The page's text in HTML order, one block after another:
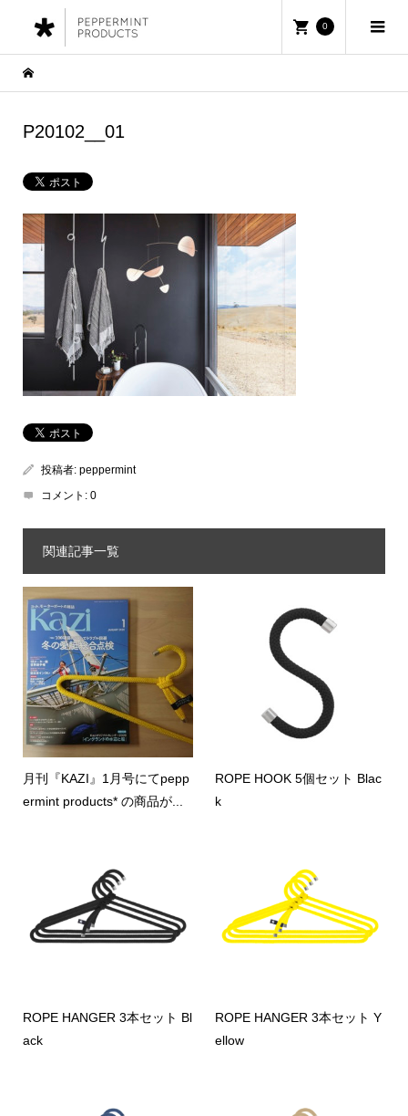
0
P20102__01
投稿者: peppermint
コメント: 0
関連記事一覧
月刊『KAZI』1月号にてpepp
ermint products* の商品が...
ROPE HOOK 5個セット Blac
k
ROPE HANGER 3本セット Bl
ack
ROPE HANGER 3本セット Y
ellow